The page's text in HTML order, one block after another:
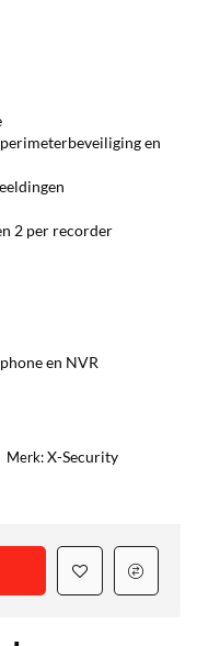
en
2 per recorder
en NVR
Merk:X-Security